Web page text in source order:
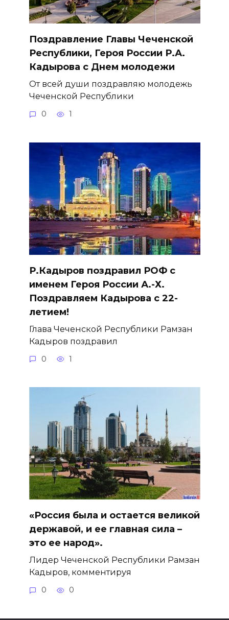
Поздравление Главы Чеченской
Республики, Героя России Р.А.
Кадырова с Днем молодежи
От всей души поздравляю молодежь
Чеченской Республики
0 1
Р.Кадыров поздравил РОФ с
именем Героя России А.-Х.
Поздравляем Кадырова с 22-
летием!
Глава Чеченской Республики Рамзан
Кадыров поздравил
0 1
«Россия была и остается великой
державой, и ее главная сила –
это ее народ».
Лидер Чеченской Республики Рамзан
Кадыров, комментируя
0 0